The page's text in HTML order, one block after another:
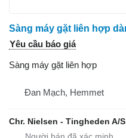
Yêu cầu báo giá
Sàng máy gặt liên hợp
Đan Mạch, Hemmet
Chr. Nielsen - Tingheden A/S